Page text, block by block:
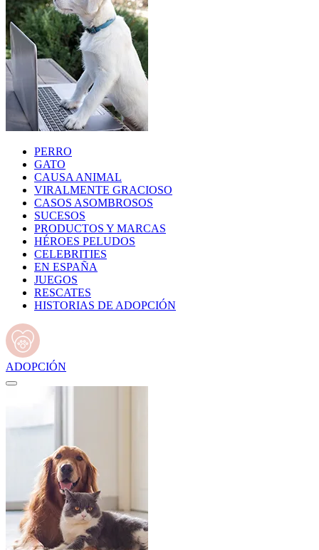
PERRO
GATO
CAUSA ANIMAL
VIRALMENTE GRACIOSO
CASOS ASOMBROSOS
SUCESOS
PRODUCTOS Y MARCAS
HÉROES PELUDOS
CELEBRITIES
EN ESPAÑA
JUEGOS
RESCATES
HISTORIAS DE ADOPCIÓN
ADOPCIÓN